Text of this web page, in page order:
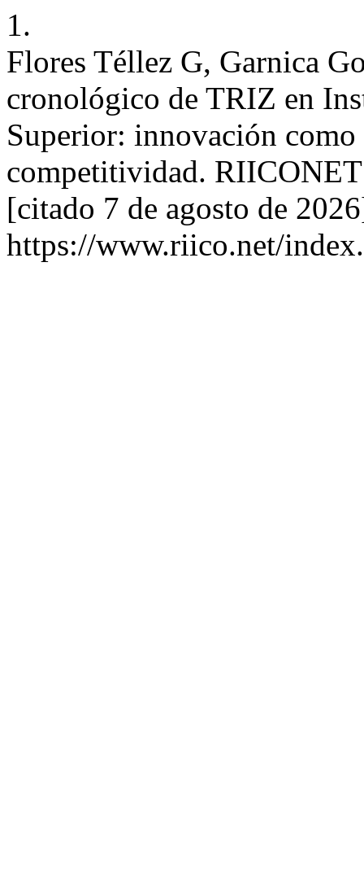
1.
Flores Téllez G, Garnica
cronológico de TRIZ en
Superior: innovación como
competitividad.
[citado 7 de agosto de
https://www.riico.net/